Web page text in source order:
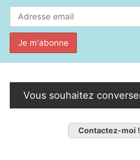
Vous souhaitez
Contactez-moi !